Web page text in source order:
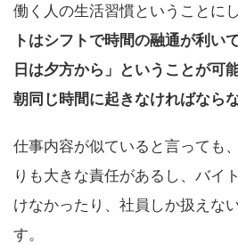
働く人の生活習慣ということに
トはシフトで時間の融通が利い
日は夕方から」ということが可
朝同じ時間に起きなければなら
仕事内容が似ていると言っても
りも大きな責任があるし、バイ
けなかったり、社員しか扱えな
す。